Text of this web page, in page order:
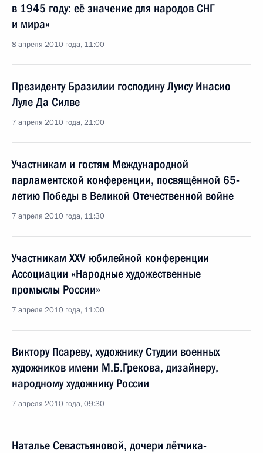
в 1945 году: её значение для народов СНГ
и мира»
8 апреля 2010 года, 11:00
Президенту Бразилии господину Луису Инасио
Луле Да Силве
7 апреля 2010 года, 21:00
Участникам и гостям Международной
парламентской конференции, посвящённой 65-
летию Победы в Великой Отечественной войне
7 апреля 2010 года, 11:30
Участникам XXV юбилейной конференции
Ассоциации «Народные художественные
промыслы России»
7 апреля 2010 года, 11:00
Виктору Псареву, художнику Студии военных
художников имени М.Б.Грекова, дизайнеру,
народному художнику России
7 апреля 2010 года, 09:30
Наталье Севастьяновой, дочери лётчика-